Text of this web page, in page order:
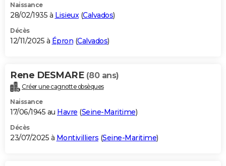
Naissance
28/02/1935 à Lisieux (Calvados)
Décès
12/11/2025 à Épron (Calvados)
Rene DESMARE (80 ans)
Créer une cagnotte obsèques
Naissance
17/06/1945 au Havre (Seine-Maritime)
Décès
23/07/2025 à Montivilliers (Seine-Maritime)